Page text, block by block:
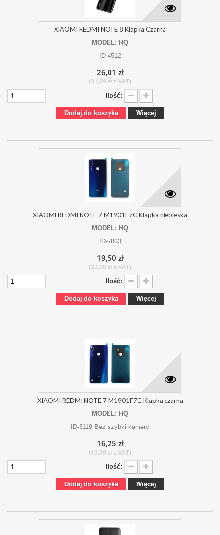
XIAOMI REDMI NOTE 8 Klapka Czarna
MODEL: HQ
ID-4512
26,01 zł
(31,99 zł z VAT)
Ilość:
Dodaj do koszyka Więcej
XIAOMI REDMI NOTE 7 M1901F7G Klapka niebieska
MODEL: HQ
ID-7863
19,50 zł
(23,99 zł z VAT)
Ilość:
Dodaj do koszyka Więcej
XIAOMI REDMI NOTE 7 M1901F7G Klapka czarna
MODEL: HQ
ID-5119 Bez szybki kamery
16,25 zł
(19,99 zł z VAT)
Ilość:
Dodaj do koszyka Więcej